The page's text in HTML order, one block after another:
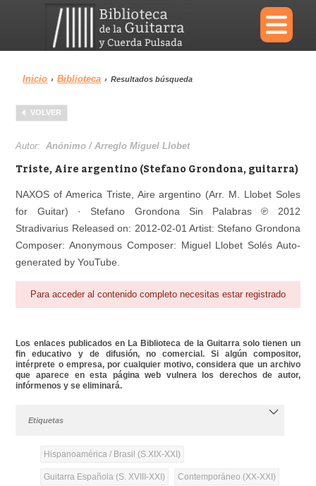
×
Menu
Biblioteca
Área personal Reproductor
Inicio › Biblioteca › Resultados búsqueda
VOLVER
Autor:Anónimo / Arreglo Miguel Llobet
Triste, Aire argentino (Stefano Grondona, guitarra)
NAXOS of America Triste, Aire argentino (Arr. M. Llobet Soles
for Guitar) · Stefano Grondona Sin Palabras ℗ 2012
Stradivarius Released on: 2012-02-01 Artist: Stefano Grondona
Composer: Anonymous Composer: Miguel Llobet Solés Auto-
generated by YouTube.
Para acceder al contenido completo necesitas estar registrado
Los enlaces publicados en La Biblioteca de la Guitarra solo tienen un
fin educativo y de difusión, no comercial. Si algún compositor,
intérprete o empresa, por cualquier motivo, considera que un archivo
que aparece en esta página web vulnera los derechos de autor,
infórmenos y se eliminará.
Etiquetas
Hispanoamérica / Brasil (S.XIX-XXI)
Guitarra Española (S. XVIII-XXI) Contemporáneo (XX-XXI)